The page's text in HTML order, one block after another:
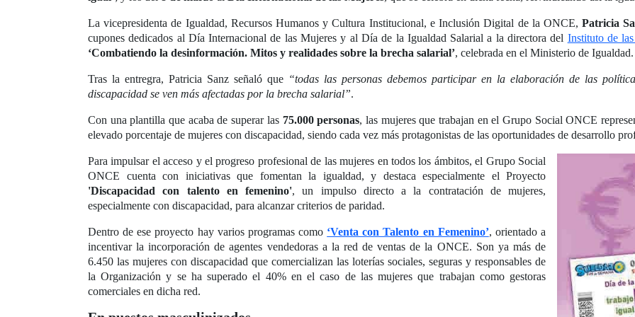
La vicepresidenta de Igualdad, Recursos Humanos y Cultura Institucional, e Inclusión Digital de la ONCE,Patricia
cupones dedicados al Día Internacional de las Mujeres y al Día de la Igualdad Salarial a la directora del Instituto de
‘Combatiendo la desinformación. Mitos y realidades sobre la brecha salarial’, celebrada en el Ministerio de Igualdad.
Tras la entregra, Patricia Sanz señaló que “todas las personas debemos participar en la elaboración de las
discapacidad se ven más afectadas por la brecha salarial”.
Con una plantilla que acaba de superar las 75.000 personas, las mujeres que trabajan en el Grupo Social ONCE
elevado porcentaje de mujeres con discapacidad, siendo cada vez más protagonistas de las oportunidades de desarrollo
Para impulsar el acceso y el progreso profesional de las mujeres en todos los ámbitos, el Grupo Social
ONCE cuenta con iniciativas que fomentan la igualdad, y destaca especialmente el Proyecto
'Discapacidad con talento en femenino', un impulso directo a la contratación de mujeres,
especialmente con discapacidad, para alcanzar criterios de paridad.
Dentro de ese proyecto hay varios programas como ‘Venta con Talento en Femenino’, orientado a
incentivar la incorporación de agentes vendedoras a la red de ventas de la ONCE. Son ya más de
6.450 las mujeres con discapacidad que comercializan las loterías sociales, seguras y responsables de
la Organización y se ha superado el 40% en el caso de las mujeres que trabajan como gestoras
comerciales en dicha red.